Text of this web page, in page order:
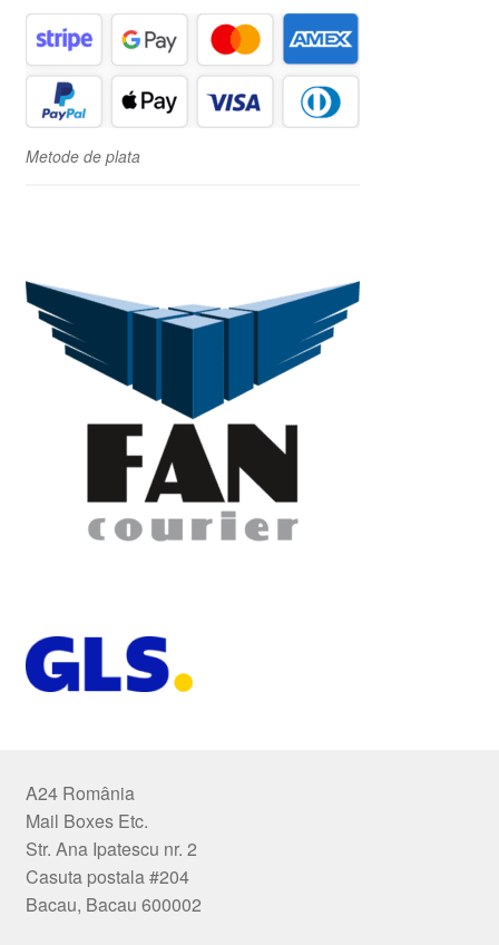
Metode de plata
A24 România
Mail Boxes Etc.
Str. Ana Ipatescu nr. 2
Casuta postala #204
Bacau, Bacau 600002